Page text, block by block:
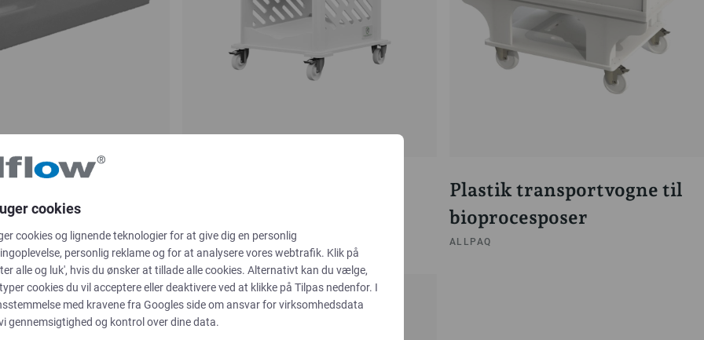
ALLPAQ
Plastik transportvogne til
bioprocesposer
ALLPAQ
cookies
cookies og lignende teknologier for at give dig en personlig
personlig reklame og for at analysere vores webtrafik. Klik på
alle og luk', hvis du ønsker at tillade alle cookies. Alternativt kan du vælge,
cookies du vil acceptere eller deaktivere ved at klikke på Tilpas nedenfor. I
med kravene fra Googles side om ansvar for virksomhedsdata
gennemsigtighed og kontrol over dine data.